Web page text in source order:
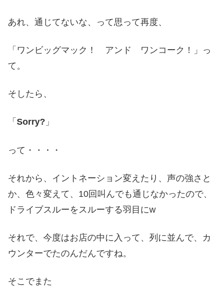
あれ、通じてないな、って思って再度、
「ワンビッグマック！ アンド ワンコーク！」っ
て。
そしたら、
「 Sorry? 」
って・・・・
それから、イントネーション変えたり、声の強さと
か、色々変えて、10回叫んでも通じなかったので、
ドライブスルーをスルーする羽目にw
それで、今度はお店の中に入って、列に並んで、カ
ウンターでたのんだんですね。
そこでまた